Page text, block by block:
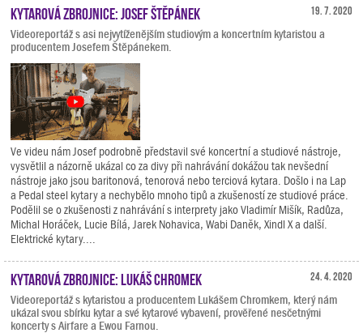
19. 7. 2020
Kytarová zbrojnice: Josef Štěpánek
Videoreportáž s asi nejvytíženějším studiovým a koncertním kytaristou a
producentem Josefem Štěpánekem.
Ve videu nám Josef podrobně představil své koncertní a studiové nástroje,
vysvětlil a názorně ukázal co za divy při nahrávání dokážou tak nevšední
nástroje jako jsou baritonová, tenorová nebo terciová kytara. Došlo i na Lap
a Pedal steel kytary a nechybělo mnoho tipů a zkušeností ze studiové práce.
Podělil se o zkušenosti z nahrávání s interprety jako Vladimír Mišík, Radůza,
Michal Horáček, Lucie Bílá, Jarek Nohavica, Wabi Daněk, Xindl X a další.
Elektrické kytary....
24. 4. 2020
Kytarová zbrojnice: Lukáš Chromek
Videoreportáž s kytaristou a producentem Lukášem Chromkem, který nám
ukázal svou sbírku kytar a své kytarové vybavení, prověřené nesčetnými
koncerty s Airfare a Ewou Farnou.